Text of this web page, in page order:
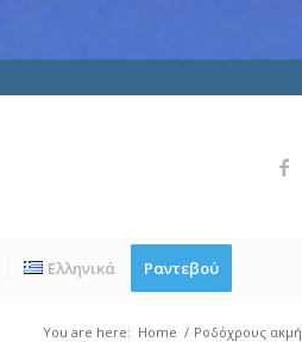
Ελληνικά Ραντεβού
You are here: Home / Ροδόχρους ακμή